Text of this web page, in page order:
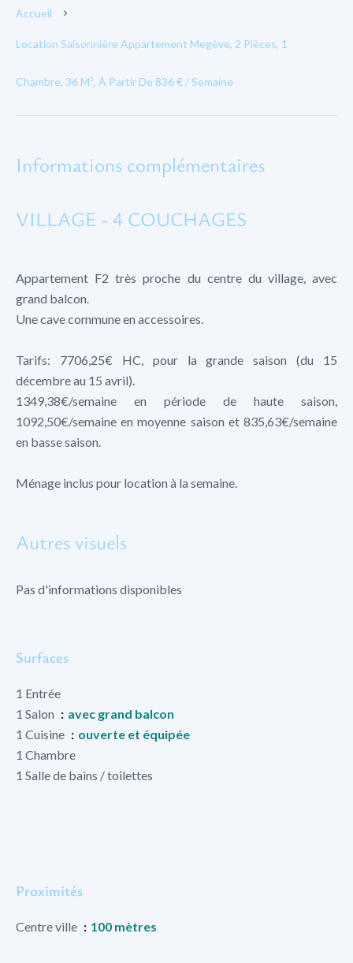
Accueil
Location Saisonnière Appartement Megève, 2 Pièces, 1
Chambre, 36 M², À Partir De 836 € / Semaine
Informations complémentaires
VILLAGE - 4 COUCHAGES
Appartement F2 très proche du centre du village, avec
grand balcon.
Une cave commune en accessoires.
Tarifs: 7706,25€ HC, pour la grande saison (du 15
décembre au 15 avril).
1349,38€/semaine en période de haute saison,
1092,50€/semaine en moyenne saison et 835,63€/semaine
en basse saison.
Ménage inclus pour location à la semaine.
Autres visuels
Pas d'informations disponibles
Surfaces
1 Entrée
1 Salon
avec grand balcon
1 Cuisine
ouverte et équipée
1 Chambre
1 Salle de bains / toilettes
Proximités
Centre ville 100 mètres